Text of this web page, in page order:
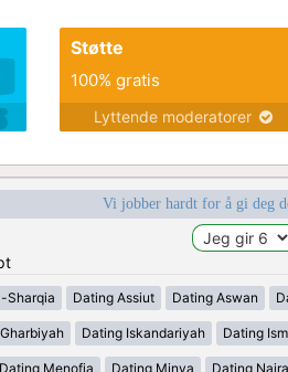
Støtte
100% gratis
Lyttende moderatorer
Vi jobber hardt for å gi deg
Sharqia Dating Assiut Dating Aswan
Dating Iskandariyah Dating
Dating Menofia Dating Minya Dating